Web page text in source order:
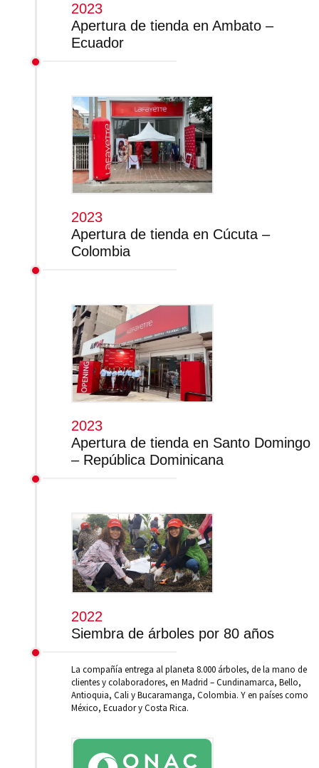
2023
Apertura de tienda en Ambato –
Ecuador
2023
Apertura de tienda en Cúcuta –
Colombia
2023
Apertura de tienda en Santo Domingo
– República Dominicana
2022
Siembra de árboles por 80 años
La compañía entrega al planeta 8.000 árboles, de la mano de
clientes y colaboradores, en Madrid – Cundinamarca, Bello,
Antioquia, Cali y Bucaramanga, Colombia. Y en países como
México, Ecuador y Costa Rica.